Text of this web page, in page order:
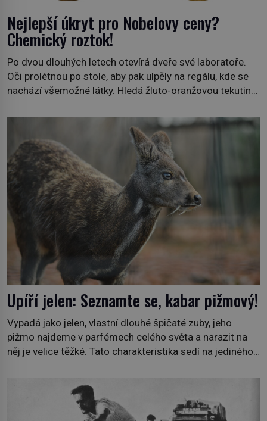
Nejlepší úkryt pro Nobelovy ceny?
Chemický roztok!
Po dvou dlouhých letech otevírá dveře své laboratoře.
Oči prolétnou po stole, aby pak ulpěly na regálu, kde se
nachází všemožné látky. Hledá žluto-oranžovou tekutinu,
plán dokončit. Pod termínem aqua regia se skrývá
směs s názvem lučavka královská. Svůj přídomek nemá
pro nic za nic, […]
Upíří jelen: Seznamte se, kabar pižmový!
Vypadá jako jelen, vlastní dlouhé špičaté zuby, jeho
pižmo najdeme v parfémech celého světa a narazit na
něj je velice těžké. Tato charakteristika sedí na jediného
1778), jenže v Asii o něm ví už celá staletí. Zvíře
připomíná jelena, v kohoutku dosahuje […]